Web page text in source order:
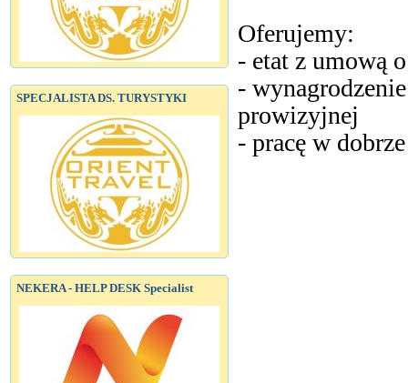
SPECJALISTA DS. TURYSTYKI
NEKERA - HELP DESK Specialist
Oferujemy:
- etat z umową
-
prowizyjnej
- pracę w